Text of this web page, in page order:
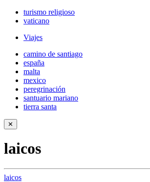
turismo religioso
vaticano
Viajes
camino de santiago
españa
malta
mexico
peregrinación
santuario mariano
tierra santa
✕
laicos
laicos